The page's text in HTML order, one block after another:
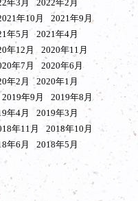
年3月
2022年2月
年10月
2021年9月
年5月
2021年4月
年12月
2020年11月
年7月
2020年6月
年2月
2020年1月
2019年9月
2019年8月
年4月
2019年3月
年11月
2018年10月
年6月
2018年5月